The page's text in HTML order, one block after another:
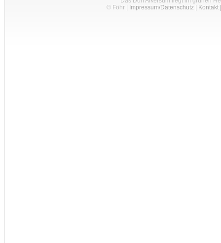
© Föhr| Impressum/Datenschutz| Kontakt